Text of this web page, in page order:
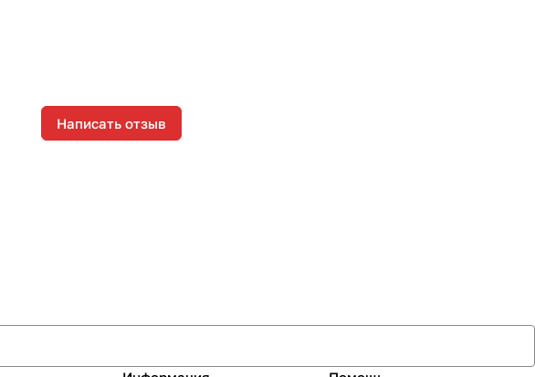
Написать отзыв